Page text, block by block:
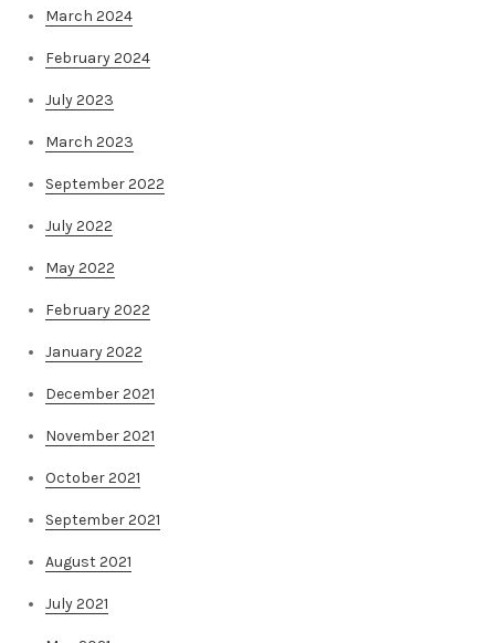
March 2024
February 2024
July 2023
March 2023
September 2022
July 2022
May 2022
February 2022
January 2022
December 2021
November 2021
October 2021
September 2021
August 2021
July 2021